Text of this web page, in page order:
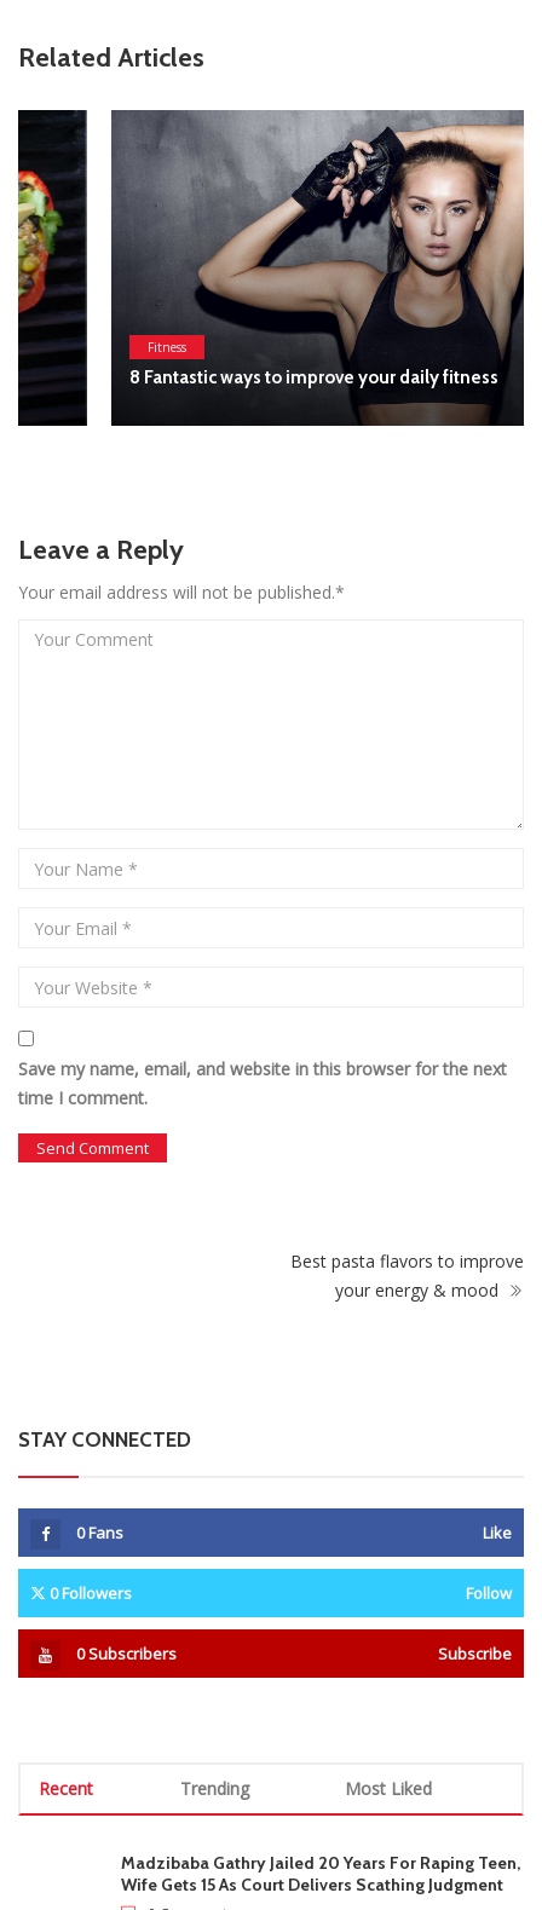
Related Articles
Fitness
8 Fantastic ways to improve your daily fitness
Leave a Reply
Your email address will not be published.*
Save my name, email, and website in this browser for the next
time I comment.
Best pasta flavors to improve
your energy & mood
STAY CONNECTED
0Fans Like
0Followers Follow
0Subscribers Subscribe
Recent Trending Most Liked
Madzibaba Gathry Jailed 20 Years For Raping Teen,
Wife Gets 15 As Court Delivers Scathing Judgment